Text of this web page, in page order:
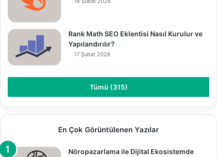
Rank Math SEO Eklentisi Nasıl Kurulur ve
Yapılandırılır?
17 Şubat 2026
Tümü (315)
En Çok Görüntülenen Yazılar
Nöropazarlama ile Dijital Ekosistemde